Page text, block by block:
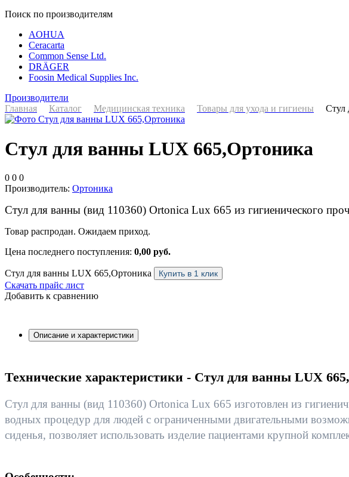
Поиск по производителям
AOHUA
Ceracarta
Common Sense Ltd.
DRÄGER
Foosin Medical Supplies Inc.
Производители
Главная
Каталог Медицинская техника Товары для ухода и гигиены Стул
Стул для ванны LUX 665,Ортоника
0 0 0
Производитель: Ортоника
Стул для ванны (вид 110360) Ortonica Lux 665 из гигиенического
Товар распродан. Ожидаем приход.
Цена последнего поступления: 0,00 руб.
Стул для ванны LUX 665,Ортоника Купить в 1 клик
Скачать прайс лист
Добавить к сравнению
Описание и характеристики
Технические характеристики - Стул для ванны LUX
Стул для ванны (вид 110360) Ortonica Lux 665 изготовлен из
водных процедур для людей с ограниченными двигательными
сиденья, позволяет использовать изделие пациентами крупной